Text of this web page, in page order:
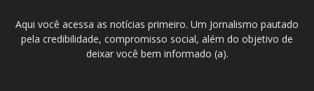
Aqui você acessa as notícias primeiro. Um Jornalismo pautado
pela credibilidade, compromisso social, além do objetivo de
deixar você bem informado (a).